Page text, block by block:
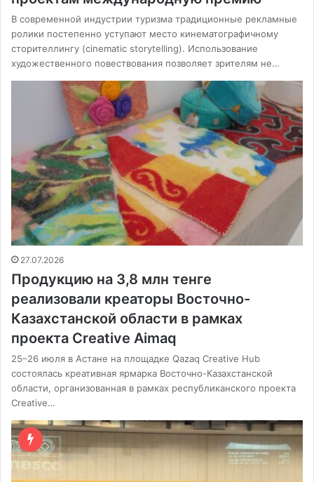
В современной индустрии туризма традиционные рекламные
ролики постепенно уступают место кинематографичному
сторителлингу (cinematic storytelling). Использование
художественного повествования позволяет зрителям не…
27.07.2026
Продукцию на 3,8 млн тенге
реализовали креаторы Восточно-
Казахстанской области в рамках
проекта Creative Aimaq
25–26 июля в Астане на площадке Qazaq Creative Hub
состоялась креативная ярмарка Восточно-Казахстанской
области, организованная в рамках республиканского проекта
Creative…